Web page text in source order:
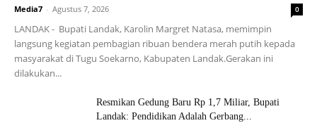
Media7 - Agustus 7, 2026 0
LANDAK - Bupati Landak, Karolin Margret Natasa, memimpin
langsung kegiatan pembagian ribuan bendera merah putih kepada
masyarakat di Tugu Soekarno, Kabupaten Landak.Gerakan ini
dilakukan...
Resmikan Gedung Baru Rp 1,7 Miliar, Bupati
Landak: Pendidikan Adalah Gerbang...